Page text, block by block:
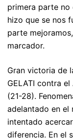
primera parte no
hizo que se nos
parte
marcador.
Gran victoria de
GELATI contra
(21-28).
adelantado en el
intentado
diferencia. En el